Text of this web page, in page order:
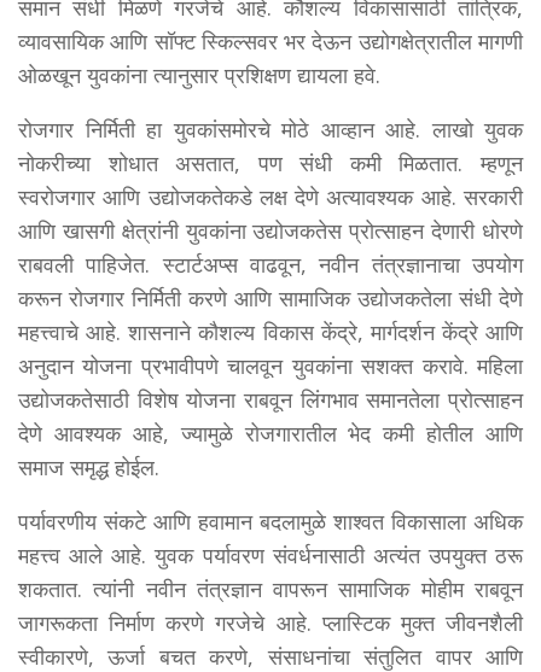
समान संधी मिळणे गरजेचे आहे. कौशल्य विकासासाठी तांत्रिक,
व्यावसायिक आणि सॉफ्ट स्किल्सवर भर देऊन उद्योगक्षेत्रातील मागणी
ओळखून युवकांना त्यानुसार प्रशिक्षण द्यायला हवे.
रोजगार निर्मिती हा युवकांसमोरचे मोठे आव्हान आहे. लाखो युवक
नोकरीच्या शोधात असतात, पण संधी कमी मिळतात. म्हणून
स्वरोजगार आणि उद्योजकतेकडे लक्ष देणे अत्यावश्यक आहे. सरकारी
आणि खासगी क्षेत्रांनी युवकांना उद्योजकतेस प्रोत्साहन देणारी धोरणे
राबवली पाहिजेत. स्टार्टअप्स वाढवून, नवीन तंत्रज्ञानाचा उपयोग
करून रोजगार निर्मिती करणे आणि सामाजिक उद्योजकतेला संधी देणे
महत्त्वाचे आहे. शासनाने कौशल्य विकास केंद्रे, मार्गदर्शन केंद्रे आणि
अनुदान योजना प्रभावीपणे चालवून युवकांना सशक्त करावे. महिला
उद्योजकतेसाठी विशेष योजना राबवून लिंगभाव समानतेला प्रोत्साहन
देणे आवश्यक आहे, ज्यामुळे रोजगारातील भेद कमी होतील आणि
समाज समृद्ध होईल.
पर्यावरणीय संकटे आणि हवामान बदलामुळे शाश्वत विकासाला अधिक
महत्त्व आले आहे. युवक पर्यावरण संवर्धनासाठी अत्यंत उपयुक्त ठरू
शकतात. त्यांनी नवीन तंत्रज्ञान वापरून सामाजिक मोहीम राबवून
जागरूकता निर्माण करणे गरजेचे आहे. प्लास्टिक मुक्त जीवनशैली
स्वीकारणे, ऊर्जा बचत करणे, संसाधनांचा संतुलित वापर आणि